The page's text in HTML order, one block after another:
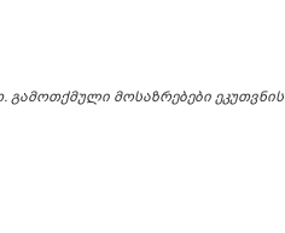
მოსაზრებები ეკუთვნის